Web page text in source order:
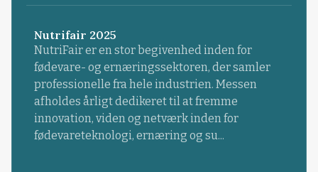
Nutrifair 2025
NutriFair er en stor begivenhed inden for
fødevare- og ernæringssektoren, der samler
professionelle fra hele industrien. Messen
afholdes årligt dedikeret til at fremme
innovation, viden og netværk inden for
fødevareteknologi, ernæring og su...